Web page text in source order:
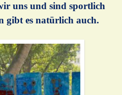
uns und sind sportlich
gibt es natürlich auch.